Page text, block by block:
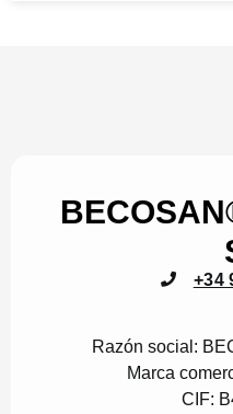
+34
Razón social:
Marca
CIF: